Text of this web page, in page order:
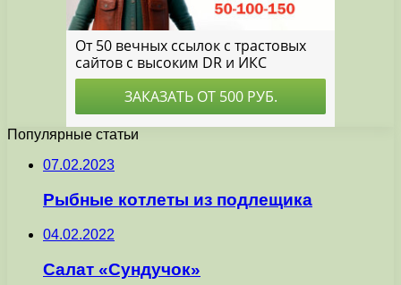
Популярные статьи
07.02.2023
Рыбные котлеты из подлещика
04.02.2022
Салат «Сундучок»